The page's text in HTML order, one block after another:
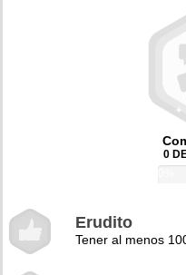
0
Erudito
Tener al menos